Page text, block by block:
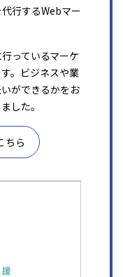
行するWebマー
っているマーケ
。ビジネスや業
ができるかをお
した。
ちら